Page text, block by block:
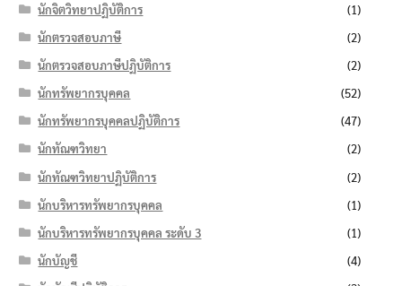
นักจิตวิทยาปฏิบัติการ
(1)
นักตรวจสอบภาษี
(2)
นักตรวจสอบภาษีปฏิบัติการ
(2)
นักทรัพยากรบุคคล
(52)
นักทรัพยากรบุคคลปฏิบัติการ
(47)
นักทัณฑวิทยา
(2)
นักทัณฑวิทยาปฏิบัติการ
(2)
นักบริหารทรัพยากรบุคคล
(1)
นักบริหารทรัพยากรบุคคล ระดับ 3
(1)
นักบัญชี
(4)